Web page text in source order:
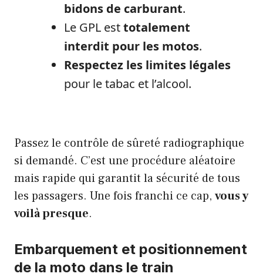
bidons de carburant.
Le GPL esttotalement
interdit pour les motos.
Respectez les limites légales
pour le tabac et l’alcool.
Passez le contrôle de sûreté radiographique
si demandé. C’est une procédure aléatoire
mais rapide qui garantit la sécurité de tous
les passagers. Une fois franchi ce cap, vous y
voilà presque.
Embarquement et positionnement
de la moto dans le train